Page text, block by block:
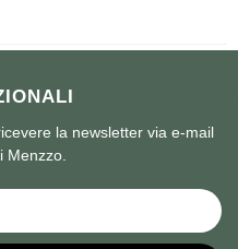
la newsletter via e-mail
Menzzo.